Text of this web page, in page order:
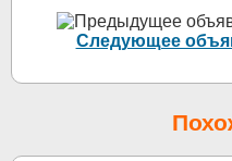
Следующее